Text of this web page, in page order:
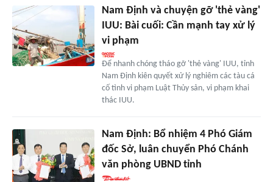
Nam Định và chuyện gỡ 'thẻ vàng'
IUU: Bài cuối: Cần mạnh tay xử lý
vi phạm
Để nhanh chóng tháo gỡ 'thẻ vàng' IUU, tỉnh
Nam Định kiên quyết xử lý nghiêm các tàu cá
cố tình vi phạm Luật Thủy sản, vi phạm khai
thác IUU.
Nam Định: Bổ nhiệm 4 Phó Giám
đốc Sở, luân chuyển Phó Chánh
văn phòng UBND tỉnh